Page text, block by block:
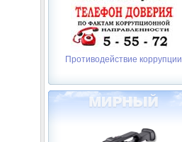
Противодействие коррупции